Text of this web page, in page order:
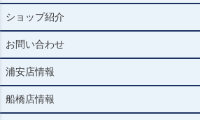
ショップ紹介
お問い合わせ
浦安店情報
船橋店情報